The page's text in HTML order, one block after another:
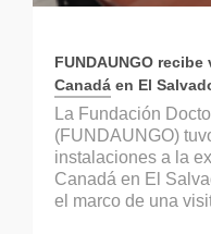
FUNDAUNGO
Canadá en El
La Fundación
(FUNDAUNGO)
instalaciones a la
Canadá en El
el marco de una